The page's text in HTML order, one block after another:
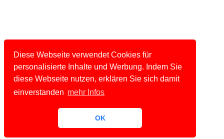
Diese Webseite verwendet Cookies für
personalisierte Inhalte und Werbung. Indem Sie
diese Webseite nutzen, erklären Sie sich damit
einverstanden mehr Infos
OK